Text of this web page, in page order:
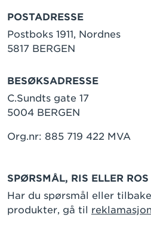
POSTADRESSE
Postboks 1911, Nordnes
5817 BERGEN
BESØKSADRESSE
C.Sundts gate 17
5004 BERGEN
Org.nr: 885 719 422 MVA
SPØRSMÅL, RIS ELLER ROS
Har du spørsmål eller
produkter, gå til